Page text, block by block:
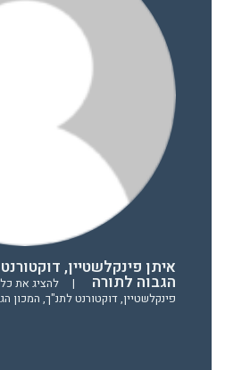
איתן פינקלשטיין,
הגבוה לתורה |
להציג את
פינקלשטיין, דוקטורנט לתנ"ך, המכון